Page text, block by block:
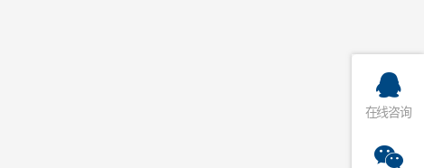
在线咨询